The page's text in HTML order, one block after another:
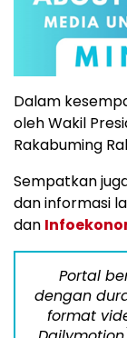
Dalam
oleh Wakil
Rakabuming
Sempatkan
dan informasi
dan
Portal
dengan
format